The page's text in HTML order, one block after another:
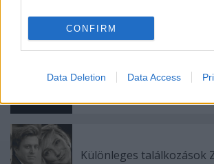
related to functionality of the website or
related to personalization.
I want to allow Google to enable
related to security, including
functionality and fraud prevention, and
user protection.
CONFIRM
Data Deletion Data Access
Nagy sikerrel zárult a
Különleges találkozások